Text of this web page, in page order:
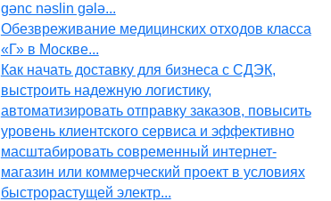
gənc nəslin gələ...
Обезвреживание медицинских отходов класса
«Г» в Москве...
Как начать доставку для бизнеса с СДЭК,
выстроить надежную логистику,
автоматизировать отправку заказов, повысить
уровень клиентского сервиса и эффективно
масштабировать современный интернет-
магазин или коммерческий проект в условиях
быстрорастущей электр...